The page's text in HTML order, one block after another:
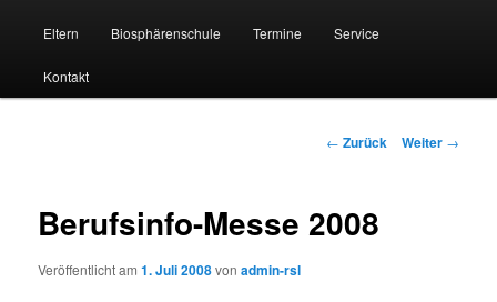
Eltern Biosphärenschule Termine Service
Kontakt
Beitrags-
← Zurück Weiter →
Berufsinfo-Messe 2008
Veröffentlicht am1. Juli 2008vonadmin-rsl